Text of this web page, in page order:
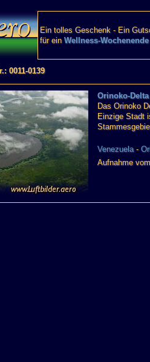
Ein tolles Geschenk - Ein
für ein Wellness-Wochenende
0011-0139
Orinoko-Delta
Das Orinoko
Einzige Stadt
Venezuela-
Aufnahme